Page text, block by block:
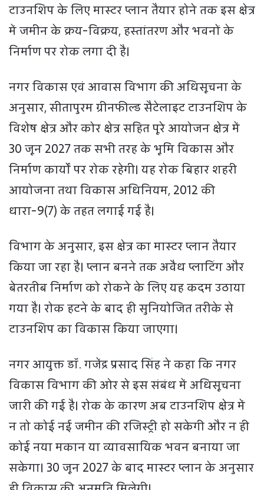
टाउनशिप के लिए मास्टर प्लान तैयार होने तक इस क्षेत्र
में जमीन के क्रय-विक्रय, हस्तांतरण और भवनों के
निर्माण पर रोक लगा दी है।
नगर विकास एवं आवास विभाग की अधिसूचना के
अनुसार, सीतापुरम ग्रीनफील्ड सैटेलाइट टाउनशिप के
विशेष क्षेत्र और कोर क्षेत्र सहित पूरे आयोजन क्षेत्र में
30 जून 2027 तक सभी तरह के भूमि विकास और
निर्माण कार्यों पर रोक रहेगी। यह रोक बिहार शहरी
आयोजना तथा विकास अधिनियम, 2012 की
धारा-9(7) के तहत लगाई गई है।
विभाग के अनुसार, इस क्षेत्र का मास्टर प्लान तैयार
किया जा रहा है। प्लान बनने तक अवैध प्लाटिंग और
बेतरतीब निर्माण को रोकने के लिए यह कदम उठाया
गया है। रोक हटने के बाद ही सुनियोजित तरीके से
टाउनशिप का विकास किया जाएगा।
नगर आयुक्त डॉ. गजेंद्र प्रसाद सिंह ने कहा कि नगर
विकास विभाग की ओर से इस संबंध में अधिसूचना
जारी की गई है। रोक के कारण अब टाउनशिप क्षेत्र में
न तो कोई नई जमीन की रजिस्ट्री हो सकेगी और न ही
कोई नया मकान या व्यावसायिक भवन बनाया जा
सकेगा। 30 जून 2027 के बाद मास्टर प्लान के अनुसार